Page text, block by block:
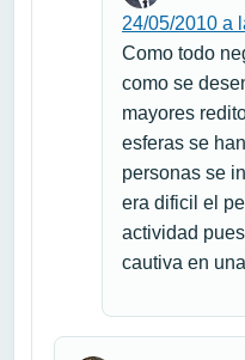
24/05/2010 a
Como todo
como se
mayores
esferas se
personas se
era dificil el
actividad
cautiva en